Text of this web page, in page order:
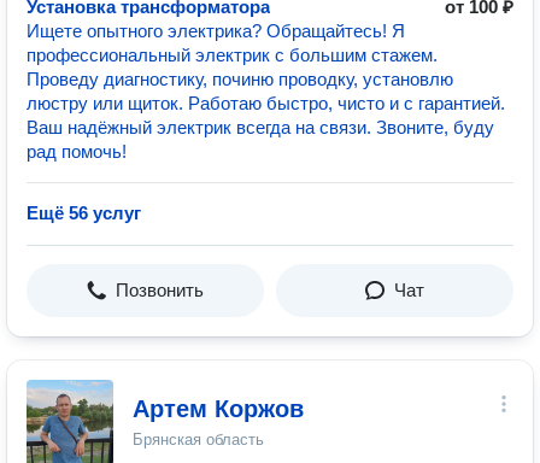
Установка трансформатора
от 100 ₽
Ищете опытного электрика? Обращайтесь! Я
профессиональный электрик с большим стажем.
Проведу диагностику, починю проводку, установлю
люстру или щиток. Работаю быстро, чисто и с гарантией.
Ваш надёжный электрик всегда на связи. Звоните, буду
рад помочь!
Ещё 56 услуг
Позвонить Чат
Артем Коржов
Брянская область